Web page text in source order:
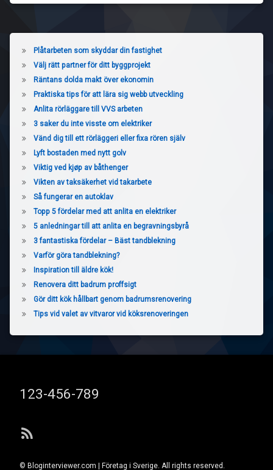
Plåtarbeten som skyddar din fastighet
Välj rätt partner för ditt byggprojekt
Räntans dolda makt över ekonomin
Praktiska tips för att lära sig webb utveckling
Anlita rörläggare till VVS arbeten
3 saker du inte visste om elektriker
Vänd dig till ett rörläggeri eller fixa rören själv
Lyft bostaden med nytt golv
Viktig ved kjøp av båthenger
Vikten av taksäkerhet vid takarbete
Så fungerar en autoklav
Topp 5 fördelar med att anlita en elektriker
5 anledningar till att anlita en begravningsbyrå
3 fantastiska fördelar – Bäst tandblekning
Varför göra tandblekning?
Inspiration till äldre kök!
Renovera ditt badrum proffsigt
Gör ditt kök hållbart genom badrumsrenovering
Tips vid valet av vitvaror vid köksrenoveringen
Tel:
123-456-789
RSS
© Bloginterviewer.com | Företag i Sverige. All rights reserved.